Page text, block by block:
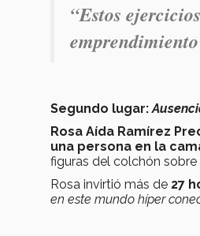
“Estos
Segundo lugar:
Rosa Aída Ramírez
una persona en la
figuras del colchón
Rosa invirtió más de 27
en este mundo híper